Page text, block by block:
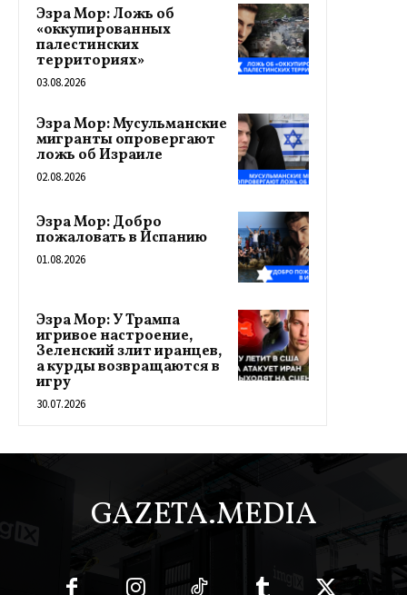
Эзра Мор: Ложь об
«оккупированных
палестинских
территориях»
03.08.2026
Эзра Мор: Мусульманские
мигранты опровергают
ложь об Израиле
02.08.2026
Эзра Мор: Добро
пожаловать в Испанию
01.08.2026
Эзра Мор: У Трампа
игривое настроение,
Зеленский злит иранцев,
а курды возвращаются в
игру
30.07.2026
GAZETA.MEDIA